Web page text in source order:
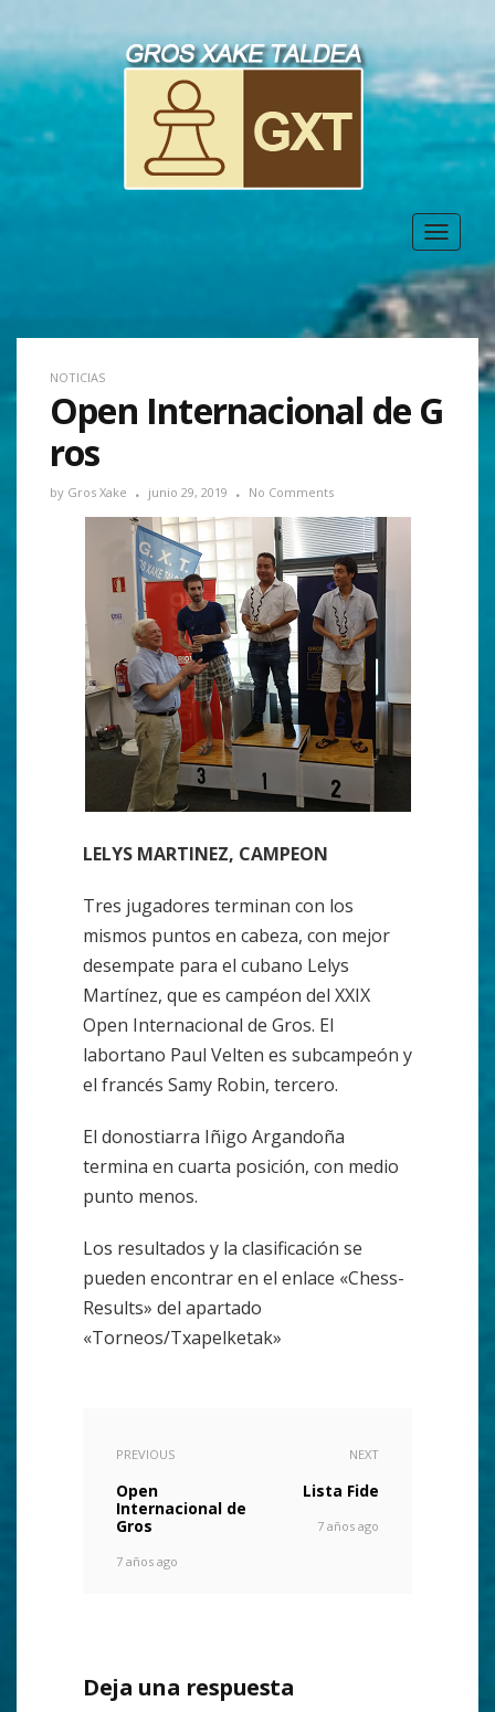
Toggle
NOTICIAS
Open Internacional de G
ros
by Gros Xake junio 29, 2019 No Comments
LELYS MARTINEZ, CAMPEON
Tres jugadores terminan con los
mismos puntos en cabeza, con mejor
desempate para el cubano Lelys
Martínez, que es campéon del XXIX
Open Internacional de Gros. El
labortano Paul Velten es subcampeón y
el francés Samy Robin, tercero.
El donostiarra Iñigo Argandoña
termina en cuarta posición, con medio
punto menos.
Los resultados y la clasificación se
pueden encontrar en el enlace «Chess-
Results» del apartado
«Torneos/Txapelketak»
PREVIOUS
Open
Internacional de
Gros
7 años ago
NEXT
Lista Fide
7 años ago
Deja una respuesta